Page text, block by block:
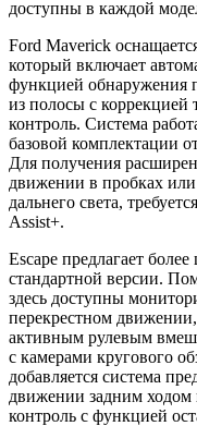
Ford Maverick
который включает
функцией обнаружения
из полосы с коррекцией
контроль. Система
базовой комплектации
Для получения
движении в пробках
дальнего света,
Assist+.
Escape предлагает
стандартной версии.
здесь доступны
перекрестном
активным рулевым
с камерами кругового
добавляется система
движении задним
контроль с функцией